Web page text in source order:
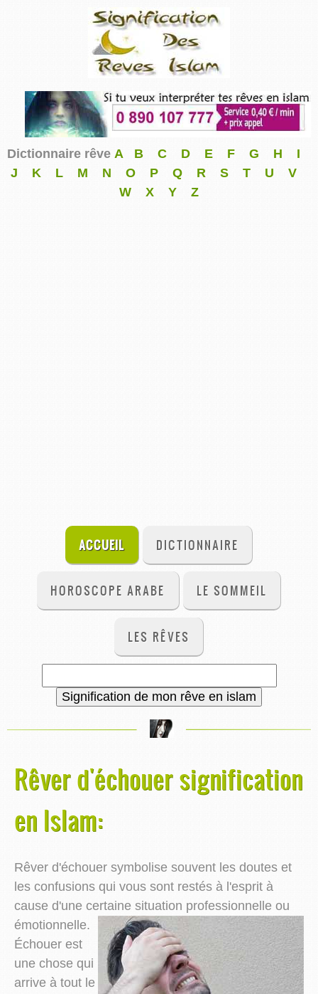
Dictionnaire rêve A B C D E F G H
I
J
K L M N O P Q R S T U
V
W
X Y Z
ACCUEIL DICTIONNAIRE
HOROSCOPE ARABE LE SOMMEIL
LES RÊVES
Rêver d'échouer signification
en Islam:
Rêver d'échouer symbolise souvent les doutes et
les confusions qui vous sont restés à l'esprit à
cause d'une certaine situation professionnelle ou
émotionnelle.
Échouer est
une chose qui
arrive à tout le